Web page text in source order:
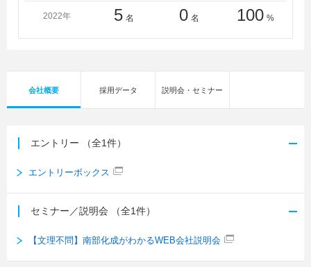
2022年 5 名 0 名 100 %
会社概要 採用データ 説明会・セミナー
エントリー （全1件）
エントリーボックス
セミナー／説明会 （全1件）
【文理不問】南部化成がわかるWEB会社説明会